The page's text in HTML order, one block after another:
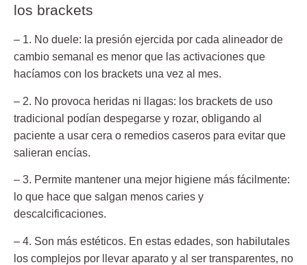
los brackets
– 1. No duele: la presión ejercida por cada alineador de
cambio semanal es menor que las activaciones que
hacíamos con los brackets una vez al mes.
– 2. No provoca heridas ni llagas: los brackets de uso
tradicional podían despegarse y rozar, obligando al
paciente a usar cera o remedios caseros para evitar que
salieran encías.
– 3. Permite mantener una mejor higiene más fácilmente:
lo que hace que salgan menos caries y
descalcificaciones.
– 4. Son más estéticos. En estas edades, son habilutales
los complejos por llevar aparato y al ser transparentes, no